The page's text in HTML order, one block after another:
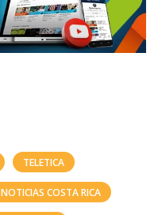
TELETICA
NOTICIAS COSTA RICA